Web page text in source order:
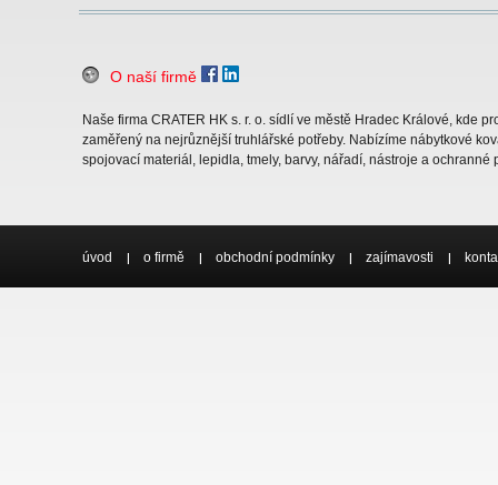
O naší firmě
Naše firma CRATER HK s. r. o. sídlí ve městě Hradec Králové, kde
zaměřený na nejrůznější truhlářské potřeby. Nabízíme nábytkové
spojovací materiál, lepidla, tmely, barvy, nářadí, nástroje a ochranné
úvod o firmě obchodní podmínky zajímavosti